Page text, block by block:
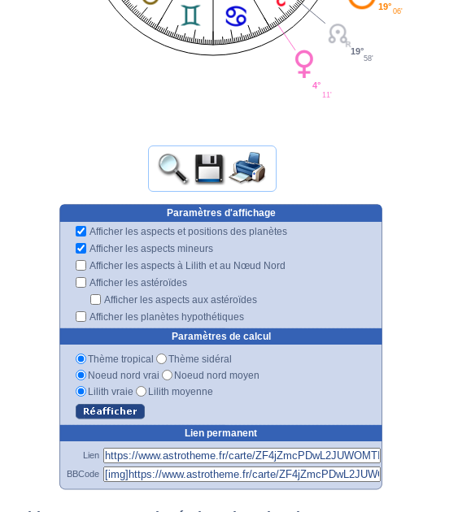
4°
11'
19°
58'
19°
06'
Paramètres d'affichage
Afficher les aspects et positions des planètes
Afficher les aspects mineurs
Afficher les aspects à Lilith et au Nœud Nord
Afficher les astéroïdes
Afficher les aspects aux astéroïdes
Afficher les planètes hypothétiques
Paramètres de calcul
Thème tropical
Thème sidéral
Noeud nord vrai
Noeud nord moyen
Lilith vraie
Lilith moyenne
Lien permanent
Lien
BBCode